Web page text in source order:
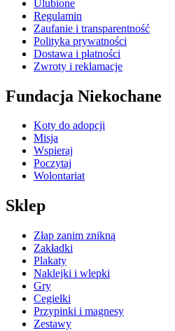
Ulubione
Regulamin
Zaufanie i transparentność
Polityka prywatności
Dostawa i płatności
Zwroty i reklamacje
Fundacja Niekochane
Koty do adopcji
Misja
Wspieraj
Poczytaj
Wolontariat
Sklep
Złap zanim znikną
Zakładki
Plakaty
Naklejki i wlepki
Gry
Cegiełki
Przypinki i magnesy
Zestawy